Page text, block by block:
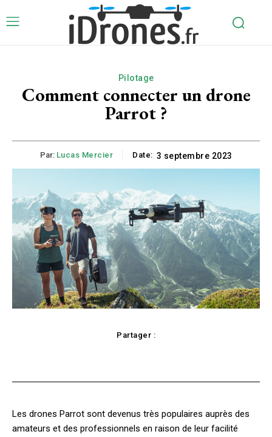
Pilotage
Comment connecter un drone
Parrot ?
Par: Lucas Mercier Date: 3 septembre 2023
Partager :
Les drones Parrot sont devenus très populaires auprès des
amateurs et des professionnels en raison de leur facilité